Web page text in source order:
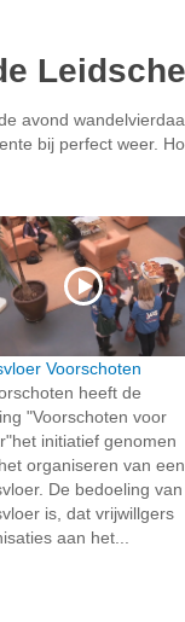
avond
bij perfect weer.
Voorschoten
heeft de
"Voorschoten voor
initiatief genomen
organiseren van een
De bedoeling
is, dat vrijwillgers
aan het...